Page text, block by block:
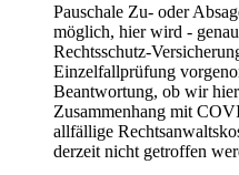
Pauschale Zu- oder
möglich, hier wird -
Rechtsschutz-
Einzelfallprüfung
Beantwortung, ob wir
Zusammenhang mit
allfällige
derzeit nicht getroffen